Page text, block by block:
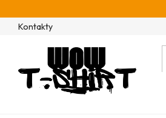
na
obsahKontakty